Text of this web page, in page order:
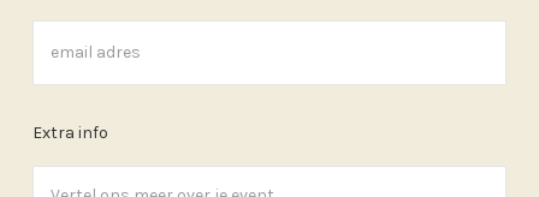
Extra info